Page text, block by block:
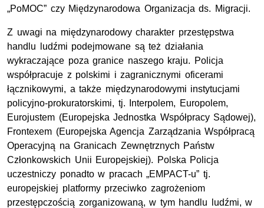
„PoMOC” czy Międzynarodowa Organizacja ds. Migracji.
Z uwagi na międzynarodowy charakter przestępstwa
handlu ludźmi podejmowane są też działania
wykraczające poza granice naszego kraju. Policja
współpracuje z polskimi i zagranicznymi oficerami
łącznikowymi, a także międzynarodowymi instytucjami
policyjno-prokuratorskimi, tj. Interpolem, Europolem,
Eurojustem (Europejska Jednostka Współpracy Sądowej),
Frontexem (Europejska Agencja Zarządzania Współpracą
Operacyjną na Granicach Zewnętrznych Państw
Członkowskich Unii Europejskiej). Polska Policja
uczestniczy ponadto w pracach „EMPACT-u” tj.
europejskiej platformy przeciwko zagrożeniom
przestępczością zorganizowaną, w tym handlu ludźmi, w